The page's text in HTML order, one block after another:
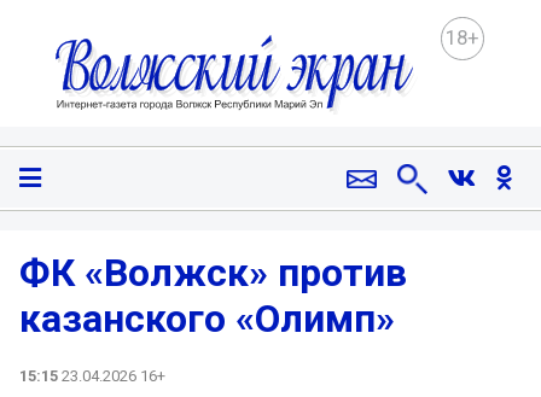
18+
ФК «Волжск» против
казанского «Олимп»
15:15 23.04.2026 16+